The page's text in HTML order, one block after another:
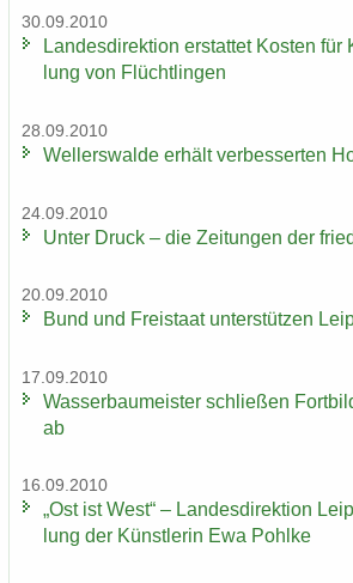
30.09.2010
Lan­des­di­rek­ti­on er­stat­tet Kos­ten
lung von Flücht­lin­gen
28.09.2010
Wel­ler­s­wal­de er­hält ver­bes­ser­ten
24.09.2010
Unter Druck – die Zei­tun­gen der
20.09.2010
Bund und Frei­staat un­ter­stüt­zen
17.09.2010
Was­ser­bau­meis­ter schlie­ßen
ab
16.09.2010
„Ost ist West“ – Lan­des­di­rek­ti­on
lung der Künst­le­rin Ewa Pohl­ke